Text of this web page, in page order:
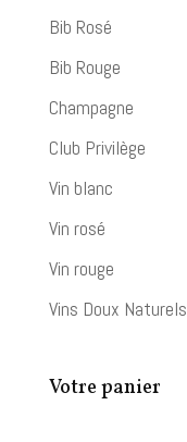
Bib Rosé
Bib Rouge
Champagne
Club Privilège
Vin blanc
Vin rosé
Vin rouge
Vins Doux Naturels
Votre panier